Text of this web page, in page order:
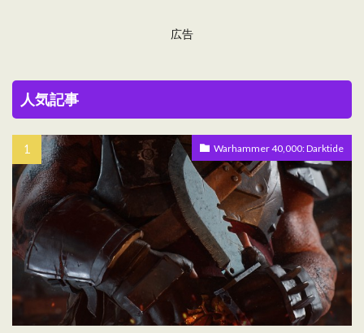
広告
人気記事
Warhammer 40,000: Darktide